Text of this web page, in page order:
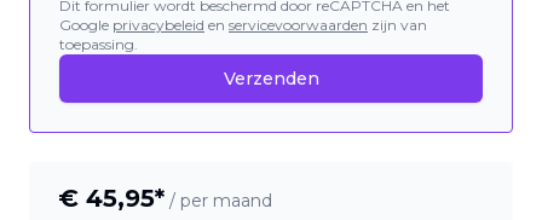
Dit formulier wordt beschermd door reCAPTCHA en het
Google privacybeleid en servicevoorwaarden zijn van
toepassing.
Verzenden
€ 45,95* / per maand